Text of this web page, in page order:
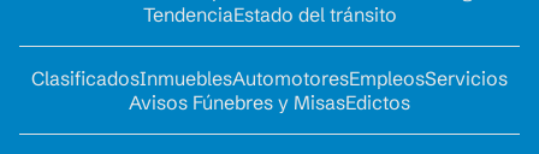
TendenciaEstado del tránsito
ClasificadosInmueblesAutomotoresEmpleosServicios
Avisos Fúnebres y MisasEdictos